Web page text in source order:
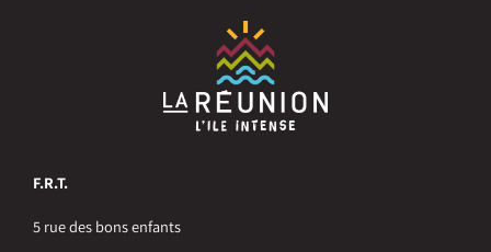
F.R.T.
5 rue des bons enfants